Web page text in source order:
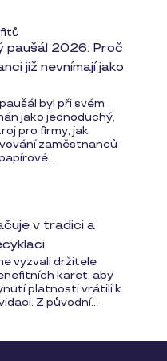
paušál 2026: Proč
již nevnímají jako
byl při svém
jako jednoduchý,
pro firmy, jak
zaměstnanců
v tradici a
vyzvali držitele
karet, aby
platnosti vrátili k
Z původní...